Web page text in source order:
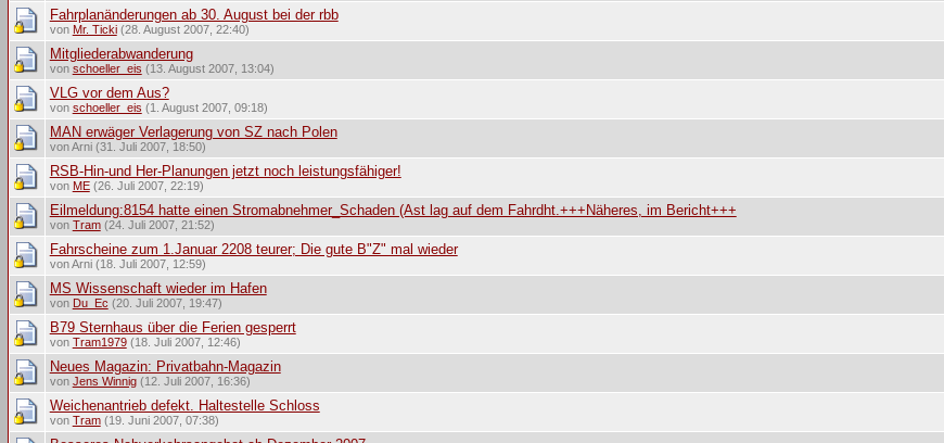
Fahrplanänderungen ab 30. August bei der rbb
von Mr. Ticki(28. August 2007, 22:40)
Mitgliederabwanderung
von schoeller_eis (13. August 2007, 13:04)
VLG vor dem Aus?
von schoeller_eis (1. August 2007, 09:18)
MAN erwäger Verlagerung von SZ nach Polen
von Arni (31. Juli 2007, 18:50)
RSB-Hin-und Her-Planungen jetzt noch leistungsfähiger!
von ME(26. Juli 2007, 22:19)
Eilmeldung:8154 hatte einen Stromabnehmer_Schaden (Ast lag auf dem Fahrdht.+++Näheres, im Bericht+++
von Tram(24. Juli 2007, 21:52)
Fahrscheine zum 1.Januar 2208 teurer; Die gute B"Z" mal wieder
von Arni (18. Juli 2007, 12:59)
MS Wissenschaft wieder im Hafen
von Du_Ec (20. Juli 2007, 19:47)
B79 Sternhaus über die Ferien gesperrt
von Tram1979(18. Juli 2007, 12:46)
Neues Magazin: Privatbahn-Magazin
von Jens Winnig(12. Juli 2007, 16:36)
Weichenantrieb defekt. Haltestelle Schloss
von Tram(19. Juni 2007, 07:38)